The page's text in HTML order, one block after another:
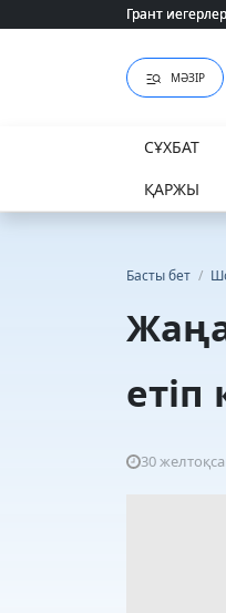
Грант
Грант
МӘЗІР
СҰХБАТ
ҚАРЖЫ
Басты бет /
етіп
30